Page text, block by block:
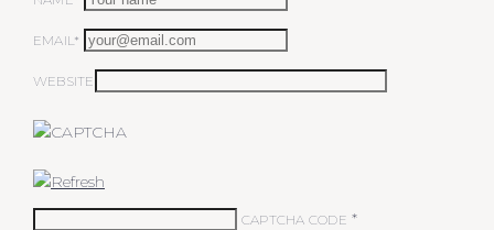
EMAIL*
WEBSITE
CAPTCHA CODE *